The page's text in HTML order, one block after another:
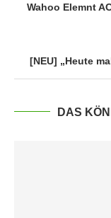
Wahoo Elemnt
[NEU] „Heute
DAS